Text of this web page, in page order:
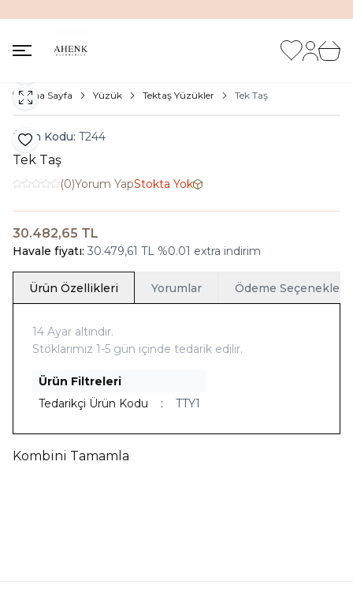
Favorilerim
Hesabım
Ana Sayfa Yüzük Tektaş Yüzükler Tek Taş
Favoriye Ekle
Ürün Kodu: T244
Tek Taş
(0)Yorum YapStokta Yok
30.482,65 TL
Havale fiyatı: 30.479,61 TL %0.01 extra indirim
Ürün Özellikleri Yorumlar Ödeme Seçenekleri
14 Ayar altındır.
Stoklarımız 1-5 gün içinde tedarik edilir.
Ürün Filtreleri
Tedarikçi Ürün Kodu
: TTY1
Kombini Tamamla